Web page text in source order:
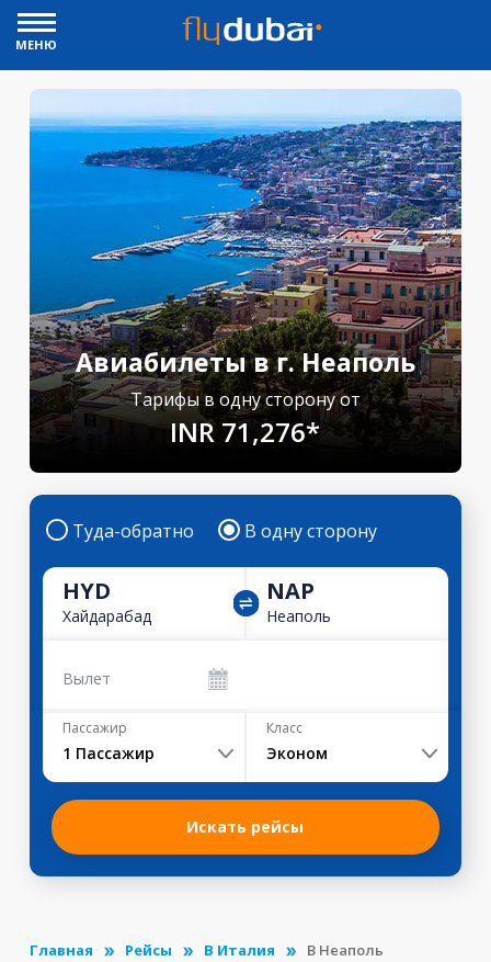
МЕНЮ
Авиабилеты в г. Неаполь
Тарифы в одну сторону от
INR 71,276*
Туда-обратно В одну сторону
HYD
Хайдарабад
NAP
Неаполь
Вылет
Пассажир
1 Пассажир
Класс
Эконом
Искать рейсы
Главная Рейсы В Италия В Неаполь